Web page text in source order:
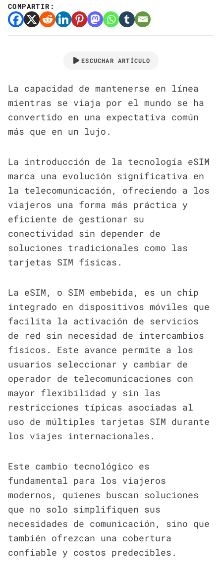
COMPARTIR:
ESCUCHAR ARTÍCULO
La capacidad de mantenerse en línea
mientras se viaja por el mundo se ha
convertido en una expectativa común
más que en un lujo.
La introducción de la tecnología eSIM
marca una evolución significativa en
la telecomunicación, ofreciendo a los
viajeros una forma más práctica y
eficiente de gestionar su
conectividad sin depender de
soluciones tradicionales como las
tarjetas SIM físicas.
La eSIM, o SIM embebida, es un chip
integrado en dispositivos móviles que
facilita la activación de servicios
de red sin necesidad de intercambios
físicos. Este avance permite a los
usuarios seleccionar y cambiar de
operador de telecomunicaciones con
mayor flexibilidad y sin las
restricciones típicas asociadas al
uso de múltiples tarjetas SIM durante
los viajes internacionales.
Este cambio tecnológico es
fundamental para los viajeros
modernos, quienes buscan soluciones
que no solo simplifiquen sus
necesidades de comunicación, sino que
también ofrezcan una cobertura
confiable y costos predecibles.